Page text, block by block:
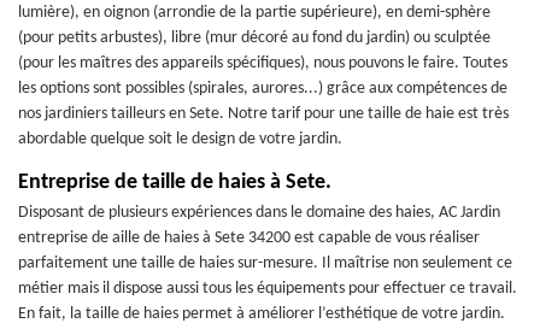
lumière), en oignon (arrondie de la partie supérieure), en demi-sphère
(pour petits arbustes), libre (mur décoré au fond du jardin) ou sculptée
(pour les maîtres des appareils spécifiques), nous pouvons le faire. Toutes
les options sont possibles (spirales, aurores...) grâce aux compétences de
nos jardiniers tailleurs en Sete. Notre tarif pour une taille de haie est très
abordable quelque soit le design de votre jardin.
Entreprise de taille de haies à Sete.
Disposant de plusieurs expériences dans le domaine des haies, AC Jardin
entreprise de aille de haies à Sete 34200 est capable de vous réaliser
parfaitement une taille de haies sur-mesure. Il maîtrise non seulement ce
métier mais il dispose aussi tous les équipements pour effectuer ce travail.
En fait, la taille de haies permet à améliorer l’esthétique de votre jardin.